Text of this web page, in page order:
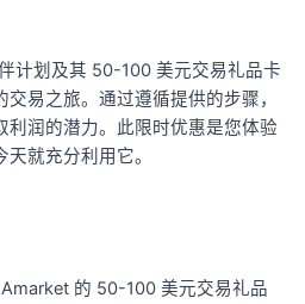
计划及其 50-100 美元交易礼品卡
易之旅。通过遵循提供的步骤，
利润的潜力。此限时优惠是您体验
就充分利用它。
的 50-100 美元交易礼品